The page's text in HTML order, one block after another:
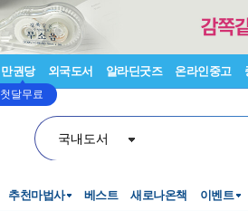
만권당
첫달무료
외국도서 알라딘굿즈 온라인중고
국내도서
추천마법사 베스트 새로나온책 이벤트